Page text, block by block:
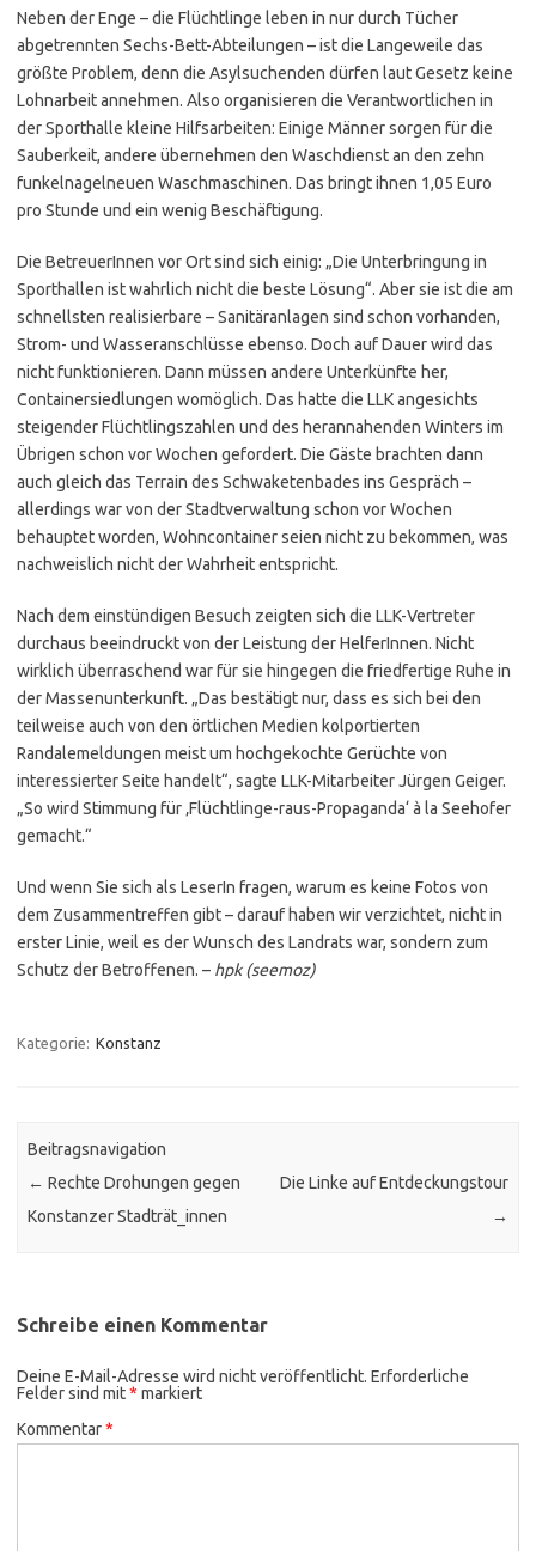
Neben der Enge – die Flüchtlinge leben in nur durch Tücher
abgetrennten Sechs-Bett-Abteilungen – ist die Langeweile das
größte Problem, denn die Asylsuchenden dürfen laut Gesetz keine
Lohnarbeit annehmen. Also organisieren die Verantwortlichen in
der Sporthalle kleine Hilfsarbeiten: Einige Männer sorgen für die
Sauberkeit, andere übernehmen den Waschdienst an den zehn
funkelnagelneuen Waschmaschinen. Das bringt ihnen 1,05 Euro
pro Stunde und ein wenig Beschäftigung.
Die BetreuerInnen vor Ort sind sich einig: „Die Unterbringung in
Sporthallen ist wahrlich nicht die beste Lösung“. Aber sie ist die am
schnellsten realisierbare – Sanitäranlagen sind schon vorhanden,
Strom- und Wasseranschlüsse ebenso. Doch auf Dauer wird das
nicht funktionieren. Dann müssen andere Unterkünfte her,
Containersiedlungen womöglich. Das hatte die LLK angesichts
steigender Flüchtlingszahlen und des herannahenden Winters im
Übrigen schon vor Wochen gefordert. Die Gäste brachten dann
auch gleich das Terrain des Schwaketenbades ins Gespräch –
allerdings war von der Stadtverwaltung schon vor Wochen
behauptet worden, Wohncontainer seien nicht zu bekommen, was
nachweislich nicht der Wahrheit entspricht.
Nach dem einstündigen Besuch zeigten sich die LLK-Vertreter
durchaus beeindruckt von der Leistung der HelferInnen. Nicht
wirklich überraschend war für sie hingegen die friedfertige Ruhe in
der Massenunterkunft. „Das bestätigt nur, dass es sich bei den
teilweise auch von den örtlichen Medien kolportierten
Randalemeldungen meist um hochgekochte Gerüchte von
interessierter Seite handelt“, sagte LLK-Mitarbeiter Jürgen Geiger.
„So wird Stimmung für ‚Flüchtlinge-raus-Propaganda‘ à la Seehofer
gemacht.“
Und wenn Sie sich als LeserIn fragen, warum es keine Fotos von
dem Zusammentreffen gibt – darauf haben wir verzichtet, nicht in
erster Linie, weil es der Wunsch des Landrats war, sondern zum
Schutz der Betroffenen. – hpk (seemoz)
Kategorie: Konstanz
Beitragsnavigation
← Rechte Drohungen gegen
Konstanzer Stadträt_innen
Die Linke auf Entdeckungstour
→
Schreibe einen Kommentar
Deine E-Mail-Adresse wird nicht veröffentlicht. Erforderliche
Felder sind mit* markiert
Kommentar*